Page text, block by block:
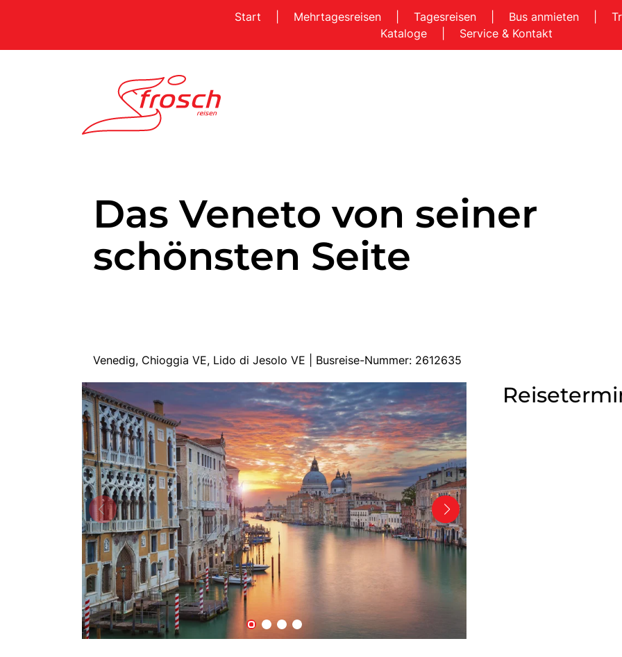
Start Mehrtagesreisen Tagesreisen Bus anmieten
Kataloge
Service & Kontakt
Das Veneto von seiner
schönsten Seite
Venedig, Chioggia VE, Lido di Jesolo VE | Busreise-Nummer: 2612635